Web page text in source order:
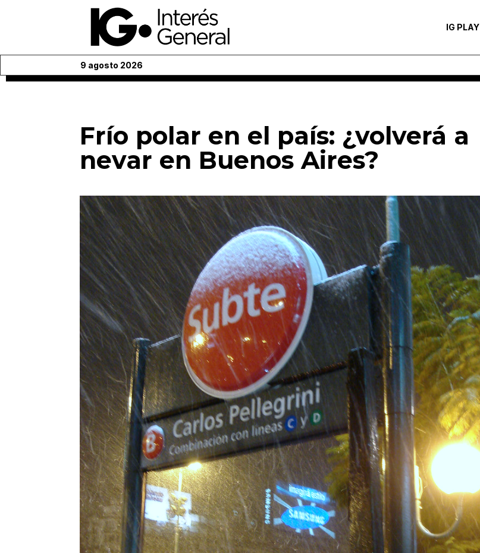
IG PLAY
9 agosto 2026
Frío polar en el país: ¿volverá a
nevar en Buenos Aires?